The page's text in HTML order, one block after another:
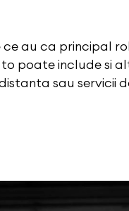
au ca principal
poate include si
sau servicii